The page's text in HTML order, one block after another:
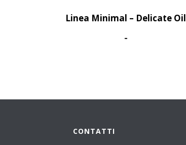
Linea Minimal – Delicate Oil
-Fascia
a
CONTATTI